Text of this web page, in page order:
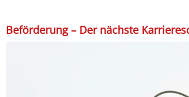
Beförderung – Der nächste